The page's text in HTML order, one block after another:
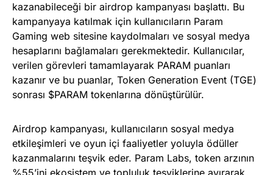
kazanabileceği bir airdrop kampanyası başlattı. Bu
kampanyaya katılmak için kullanıcıların Param
Gaming web sitesine kaydolmaları ve sosyal medya
hesaplarını bağlamaları gerekmektedir. Kullanıcılar,
verilen görevleri tamamlayarak PARAM puanları
kazanır ve bu puanlar, Token Generation Event (TGE)
sonrası $PARAM tokenlarına dönüştürülür​.
Airdrop kampanyası, kullanıcıların sosyal medya
etkileşimleri ve oyun içi faaliyetler yoluyla ödüller
kazanmalarını teşvik eder. Param Labs, token arzının